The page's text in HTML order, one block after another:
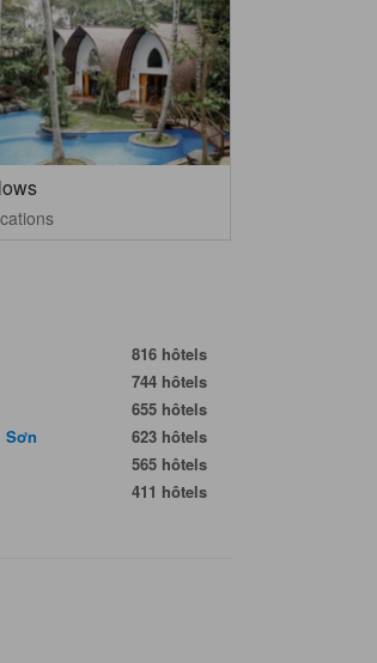
816 hôtels
744 hôtels
655 hôtels
Sơn
623 hôtels
565 hôtels
411 hôtels